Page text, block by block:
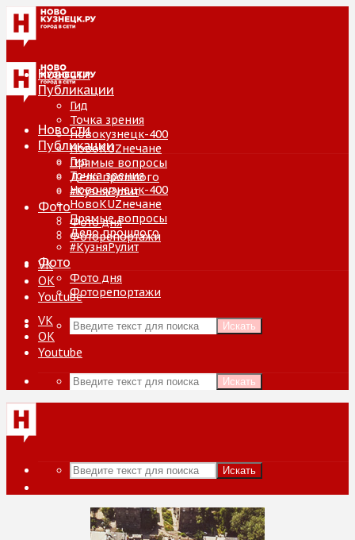
Новости
Публикации
Гид
Точка зрения
Новокузнецк-400
НовоKUZнечане
Прямые вопросы
Дело прошлого
#КузняРулит
Фото
Фото дня
Фоторепортажи
VK
ОК
Youtube
Искать
Новости
Публикации
Гид
Точка зрения
Новокузнецк-400
НовоKUZнечане
Прямые вопросы
Дело прошлого
#КузняРулит
Фото
Фото дня
Фоторепортажи
VK
ОК
Youtube
Искать
Искать